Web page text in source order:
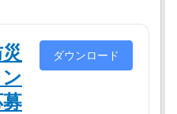
ダウンロード